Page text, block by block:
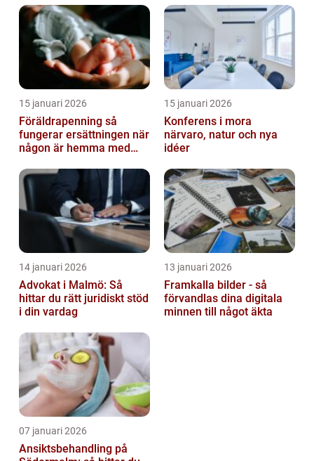
15 januari 2026
Föräldrapenning så
fungerar ersättningen när
någon är hemma med
15 januari 2026
Konferens i mora
närvaro, natur och nya
idéer
14 januari 2026
Advokat i Malmö: Så
hittar du rätt juridiskt stöd
i din vardag
13 januari 2026
Framkalla bilder - så
förvandlas dina digitala
minnen till något äkta
07 januari 2026
Ansiktsbehandling på